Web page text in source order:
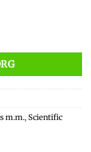
m.m.,Scientific